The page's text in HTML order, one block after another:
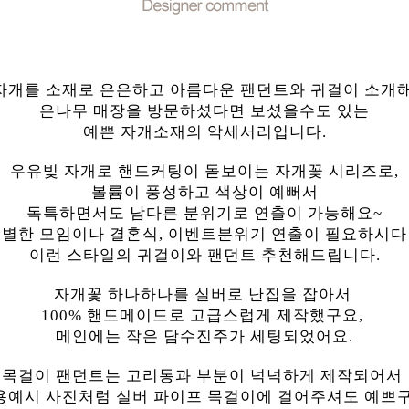
개를 소재로 은은하고 아름다운 팬던트와 귀걸이 소개
은나무 매장을 방문하셨다면 보셨을수도 있는
예쁜 자개소재의 악세서리입니다.
우유빛 자개로 핸드커팅이 돋보이는 자개꽃 시리즈로,
볼륨이 풍성하고 색상이 예뻐서
독특하면서도 남다른 분위기로 연출이 가능해요~
한 모임이나 결혼식, 이벤트분위기 연출이 필요하시다
이런 스타일의 귀걸이와 팬던트 추천해드립니다.
자개꽃 하나하나를 실버로 난집을 잡아서
100% 핸드메이드로 고급스럽게 제작했구요,
메인에는 작은 담수진주가 세팅되었어요.
목걸이 팬던트는 고리통과 부분이 넉넉하게 제작되어서
예시 사진처럼 실버 파이프 목걸이에 걸어주셔도 예쁘